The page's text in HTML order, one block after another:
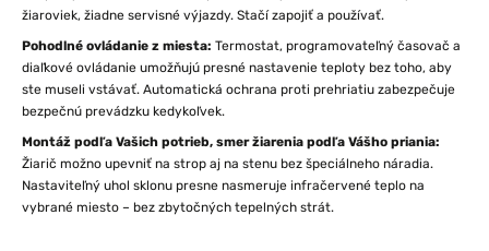
žiaroviek, žiadne servisné výjazdy. Stačí zapojiť a používať.
Pohodlné ovládanie z miesta: Termostat, programovateľný časovač a
diaľkové ovládanie umožňujú presné nastavenie teploty bez toho, aby
ste museli vstávať. Automatická ochrana proti prehriatiu zabezpečuje
bezpečnú prevádzku kedykoľvek.
Montáž podľa Vašich potrieb, smer žiarenia podľa Vášho priania:
Žiarič možno upevniť na strop aj na stenu bez špeciálneho náradia.
Nastaviteľný uhol sklonu presne nasmeruje infračervené teplo na
vybrané miesto – bez zbytočných tepelných strát.